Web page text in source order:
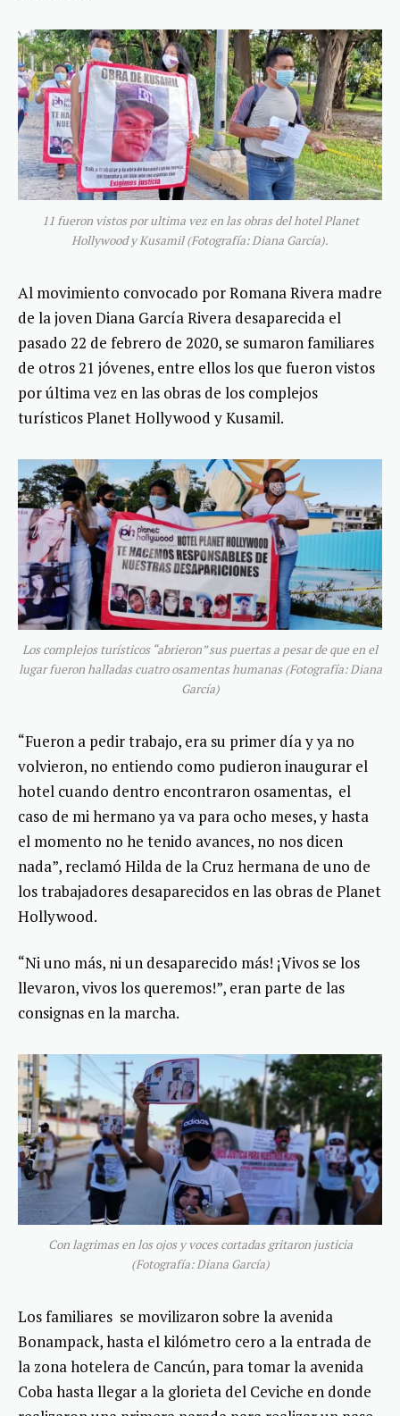
11 fueron vistos por ultima vez en las obras del hotel Planet
Hollywood y Kusamil (Fotografía: Diana García).
Al movimiento convocado por Romana Rivera madre
de la joven Diana García Rivera desaparecida el
pasado 22 de febrero de 2020, se sumaron familiares
de otros 21 jóvenes, entre ellos los que fueron vistos
por última vez en las obras de los complejos
turísticos Planet Hollywood y Kusamil.
Los complejos turísticos “abrieron” sus puertas a pesar de que en el
lugar fueron halladas cuatro osamentas humanas (Fotografía: Diana
García)
“Fueron a pedir trabajo, era su primer día y ya no
volvieron, no entiendo como pudieron inaugurar el
hotel cuando dentro encontraron osamentas, el
caso de mi hermano ya va para ocho meses, y hasta
el momento no he tenido avances, no nos dicen
nada”, reclamó Hilda de la Cruz hermana de uno de
los trabajadores desaparecidos en las obras de Planet
Hollywood.
“Ni uno más, ni un desaparecido más! ¡Vivos se los
llevaron, vivos los queremos!”, eran parte de las
consignas en la marcha.
Con lagrimas en los ojos y voces cortadas gritaron justicia
(Fotografía: Diana García)
Los familiares se movilizaron sobre la avenida
Bonampack, hasta el kilómetro cero a la entrada de
la zona hotelera de Cancún, para tomar la avenida
Coba hasta llegar a la glorieta del Ceviche en donde